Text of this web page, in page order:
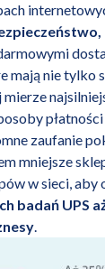
mają nie tylko
mierze
zaufanie
mniejsze
w sieci, aby
badań UPS
.